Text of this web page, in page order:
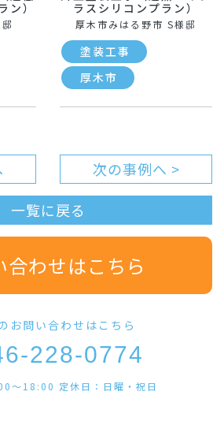
ン）
ラスシリコンプラン）
厚木市みはる野市 S様邸
塗装工事
厚木市
次の事例へ >
一覧に戻る
合わせはこちら
お問い合わせはこちら
228-0774
〜18:00 定休日：日曜・祝日